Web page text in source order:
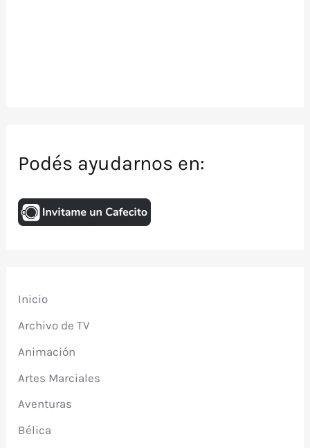
Podés ayudarnos en:
Inicio
Archivo de TV
Animación
Artes Marciales
Aventuras
Bélica